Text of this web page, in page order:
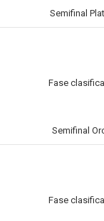
Semifinal
Fase
Semifinal
Fase